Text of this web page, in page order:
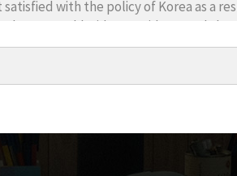
satisfied with the policy of Korea as a
to recycle the MSWI. There are
are selected through the literature
ratio (S/L) and time of Washing
method or new method.